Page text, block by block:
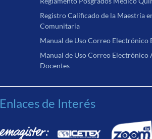
Registro Calificado de la Maestría
Comunitaria
Manual de Uso Correo Electrónico
Manual de Uso Correo
Docentes
Enlaces de Interés